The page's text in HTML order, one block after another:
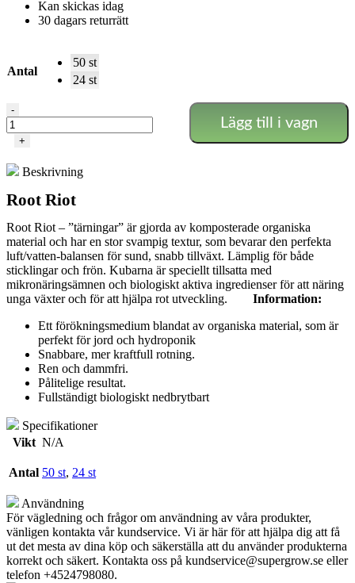
Kan skickas idag
30 dagars returrätt
Antal
50 st
24 st
Root
Riot
-
mängd
-
+
Lägg till i vagn
Beskrivning
Root Riot
Root Riot – ”tärningar” är gjorda av komposterade organiska
material och har en stor svampig textur, som bevarar den perfekta
luft/vatten-balansen för sund, snabb tillväxt. Lämplig för både
sticklingar och frön. Kubarna är speciellt tillsatta med
mikronäringsämnen och biologiskt aktiva ingredienser för att näring
unga växter och för att hjälpa rot utveckling.
Information:
Ett förökningsmedium blandat av organiska material, som är
perfekt för jord och hydroponik
Snabbare, mer kraftfull rotning.
Ren och dammfri.
Pålitelige resultat.
Fullständigt biologiskt nedbrytbart
Specifikationer
Vikt N/A
Antal 50 st, 24 st
Användning
För vägledning och frågor om användning av våra produkter,
vänligen kontakta vår kundservice. Vi är här för att hjälpa dig att få
ut det mesta av dina köp och säkerställa att du använder produkterna
korrekt och säkert. Kontakta oss på kundservice@supergrow.se eller
telefon +4524798080.